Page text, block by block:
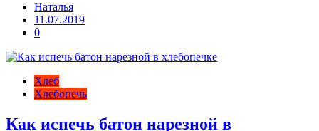
Наталья
11.07.2019
0
Хлеб
Хлебопечь
Как испечь батон нарезной в